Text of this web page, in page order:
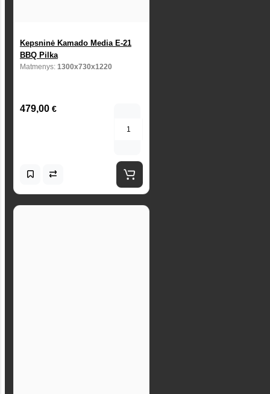
Kepsninė Kamado Media E-21
BBQ Pilka
Matmenys: 1300x730x1220
479,00 €